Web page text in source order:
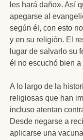
les hará daño». Así
apegarse al
según él, con esto
y en su religión. El
lugar de salvarlo su
él no escuchó bien a
A lo largo de la
religiosas que han
incluso atentan
Desde negarse a
aplicarse una